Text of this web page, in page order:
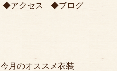
アクセス
ブログ
今月のオススメ衣装